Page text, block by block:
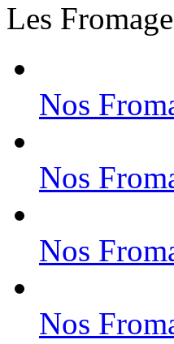
Les
Nos
Nos
Nos
Nos